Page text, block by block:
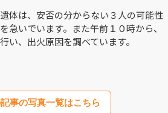
体は、安否の分からない３人の可能性
急いでいます。また午前１０時から、
い、出火原因を調べています。
事の写真一覧はこちら